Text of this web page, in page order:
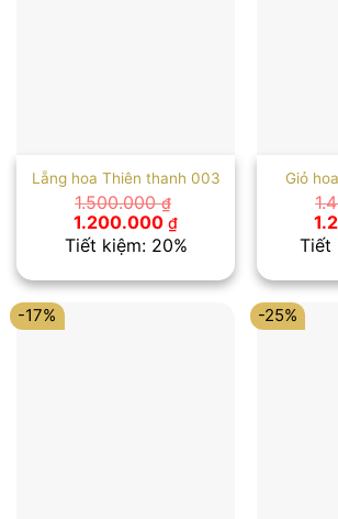
Lẵng hoa Thiên thanh 003
1.500.000₫
Giá
gốc
là:
1.200.000 ₫Giá
hiện
tại
1.200.000 ₫.
Tiết kiệm: 20%
Giỏ
là:
Tiết
-17% -25%